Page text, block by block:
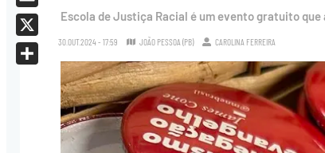
Escola de Justiça Racial é um evento gratuito
30.OUT.2024 - 17:59 JOÃO PESSOA (PB) CAROLINA FERREIRA
Email
X